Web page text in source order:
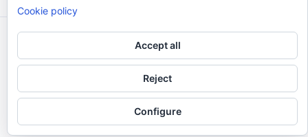
Odi O'Malley © 2016-2025. Todos Los Derechos
Reservados.
Cookie policy
Accept all
Reject
Configure